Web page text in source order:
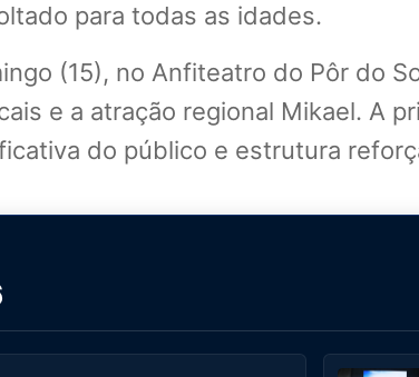
para todas as idades.
(15), no Anfiteatro do Pôr do
e a atração regional Mikael. A
do público e estrutura